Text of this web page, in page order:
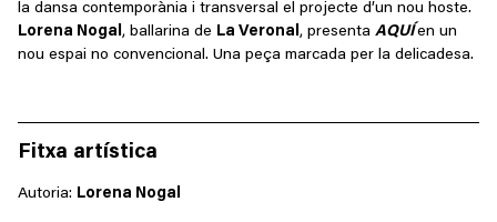
la dansa contemporània i transversal el projecte d’un nou hoste.
Lorena Nogal, ballarina de La Veronal, presenta AQUÍ en un
nou espai no convencional. Una peça marcada per la delicadesa.
Fitxa artística
Autoria: Lorena Nogal